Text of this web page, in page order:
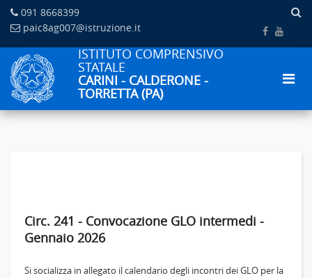
091 8668399
paic8ag007@istruzione.it
ISTITUTO COMPRENSIVO
STATALE
CARINI - CALDERONE -
TORRETTA (PA)
Circ. 241 - Convocazione GLO intermedi -
Gennaio 2026
Si socializza in allegato il calendario degli incontri dei GLO per la